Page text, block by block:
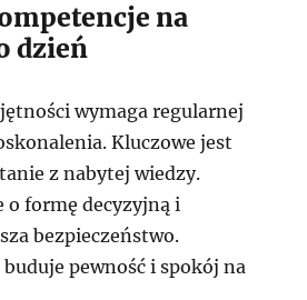
na
dzień
wymaga regularnej
Kluczowe jest
z nabytej wiedzy.
o formę decyzyjną i
bezpieczeństwo.
pewność i spokój na